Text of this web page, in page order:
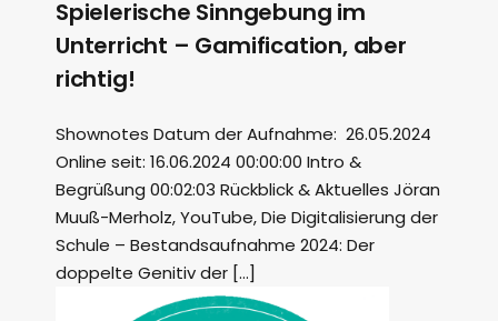
Spielerische Sinngebung im
Unterricht – Gamification, aber
richtig!
Shownotes Datum der Aufnahme: 26.05.2024
Online seit: 16.06.2024 00:00:00 Intro &
Begrüßung 00:02:03 Rückblick & Aktuelles Jöran
Muuß-Merholz, YouTube, Die Digitalisierung der
Schule – Bestandsaufnahme 2024: Der
doppelte Genitiv der […]